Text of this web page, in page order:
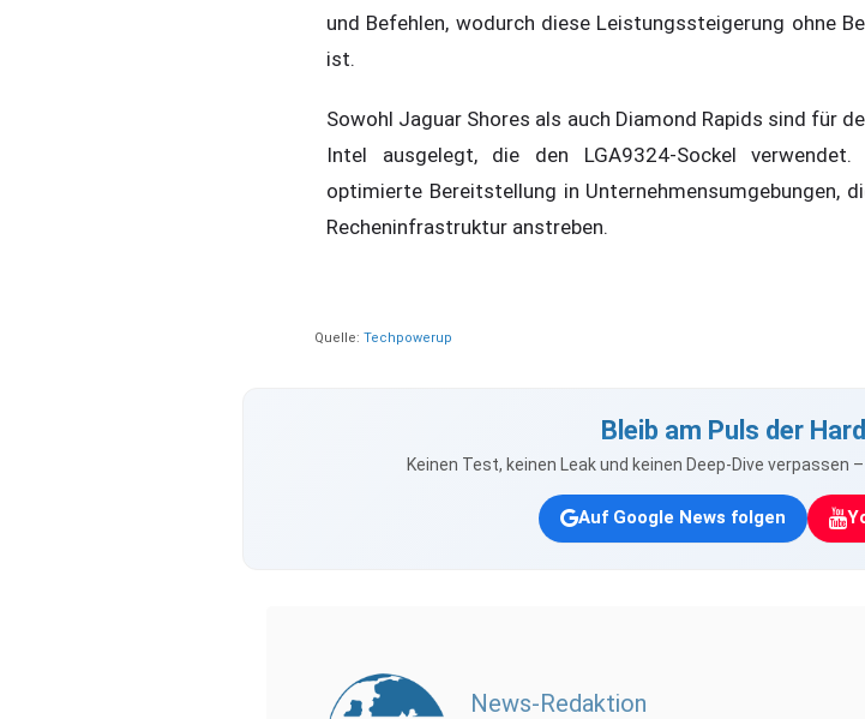
und Befehlen, wodurch diese Leistungssteigerung ohne
ist.
Sowohl Jaguar Shores als auch Diamond Rapids sind für
Intel ausgelegt, die den LGA9324-Sockel
optimierte Bereitstellung in Unternehmensumgebungen,
Recheninfrastruktur anstreben.
Quelle: Techpowerup
Bleib am Puls der
Keinen Test, keinen Leak und keinen Deep-Dive verpassen
Auf Google News folgen
News-Redaktion